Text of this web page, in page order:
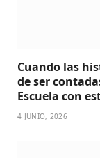
Cuando las
de ser
Escuela con
4 JUNIO, 2026